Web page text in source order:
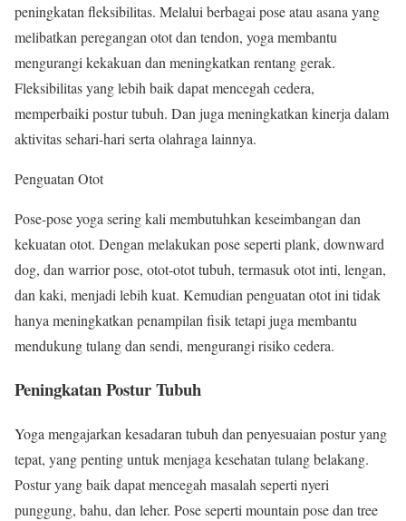
peningkatan fleksibilitas. Melalui berbagai pose atau asana yang
melibatkan peregangan otot dan tendon, yoga membantu
mengurangi kekakuan dan meningkatkan rentang gerak.
Fleksibilitas yang lebih baik dapat mencegah cedera,
memperbaiki postur tubuh. Dan juga meningkatkan kinerja dalam
aktivitas sehari-hari serta olahraga lainnya.
Penguatan Otot
Pose-pose yoga sering kali membutuhkan keseimbangan dan
kekuatan otot. Dengan melakukan pose seperti plank, downward
dog, dan warrior pose, otot-otot tubuh, termasuk otot inti, lengan,
dan kaki, menjadi lebih kuat. Kemudian penguatan otot ini tidak
hanya meningkatkan penampilan fisik tetapi juga membantu
mendukung tulang dan sendi, mengurangi risiko cedera.
Peningkatan Postur Tubuh
Yoga mengajarkan kesadaran tubuh dan penyesuaian postur yang
tepat, yang penting untuk menjaga kesehatan tulang belakang.
Postur yang baik dapat mencegah masalah seperti nyeri
punggung, bahu, dan leher. Pose seperti mountain pose dan tree